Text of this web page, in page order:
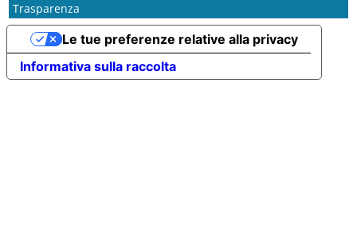
Trasparenza
Informativa sulla raccolta
Le tue preferenze relative alla privacy